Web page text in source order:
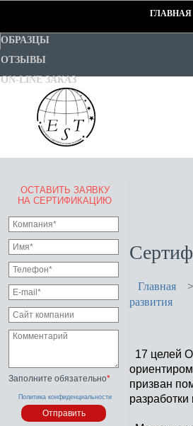
ГЛАВНАЯ
ОБРАЗЦЫ
ОТЗЫВЫ
ON-LINE ЗАКАЗ
ОСТАВИТЬ ЗАЯВКУ
НА СЕРТИФИКАЦИЮ
Заполните обязательно*
Политика конфиденциальности
Главная
развития
17 целей
призван